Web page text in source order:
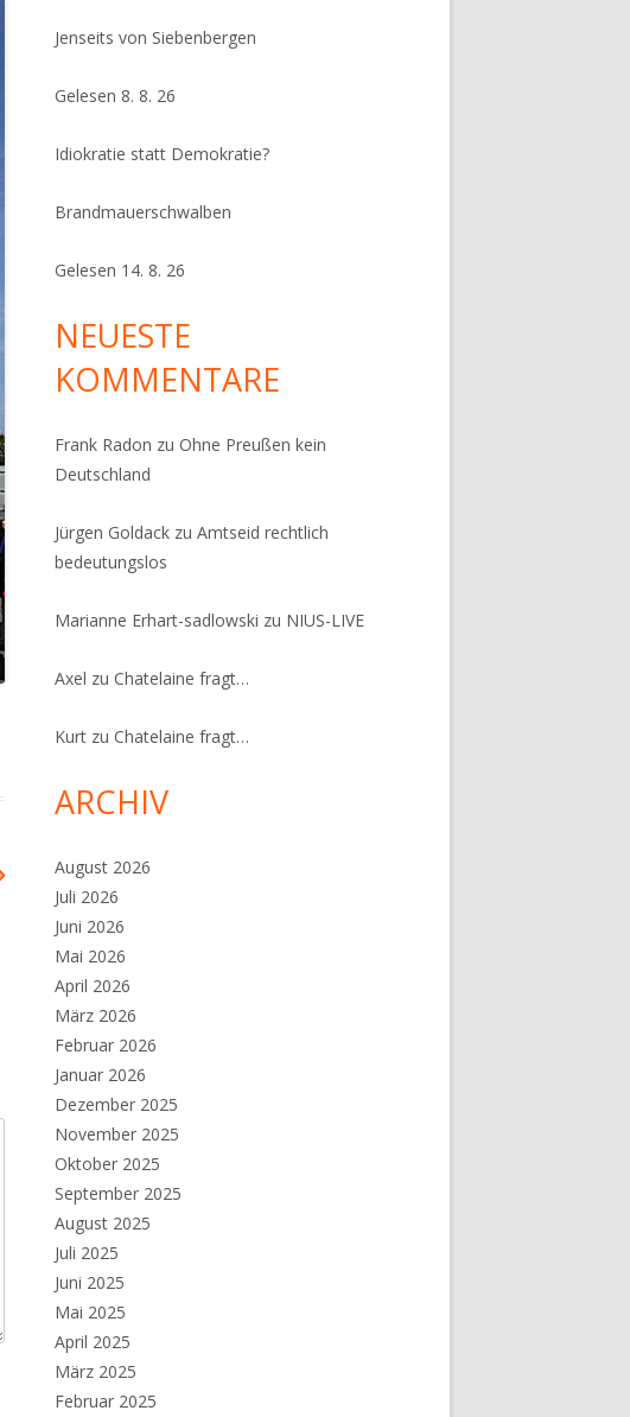
Jenseits von Siebenbergen
Gelesen 8. 8. 26
Idiokratie statt Demokratie?
Brandmauerschwalben
Gelesen 14. 8. 26
NEUESTE
KOMMENTARE
Frank Radon zuOhne Preußen kein
Deutschland
Jürgen Goldack zuAmtseid rechtlich
bedeutungslos
Marianne Erhart-sadlowski zu NIUS-LIVE
Axel zuChatelaine fragt…
Kurt zuChatelaine fragt…
ARCHIV
August 2026
Juli 2026
Juni 2026
Mai 2026
April 2026
März 2026
Februar 2026
Januar 2026
Dezember 2025
November 2025
Oktober 2025
September 2025
August 2025
Juli 2025
Juni 2025
Mai 2025
April 2025
März 2025
Februar 2025